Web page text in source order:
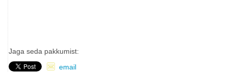
Jaga seda pakkumist:
email